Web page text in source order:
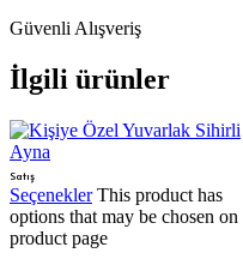
Güvenli Alışveriş
İlgili ürünler
Satış
Seçenekler This product has
options that may be chosen on
product page